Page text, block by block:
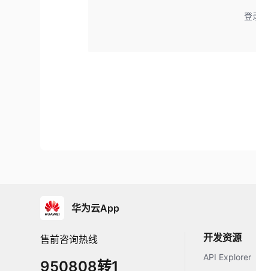
登
华为云App
售前咨询热线
950808转1
开发资源
API Explorer